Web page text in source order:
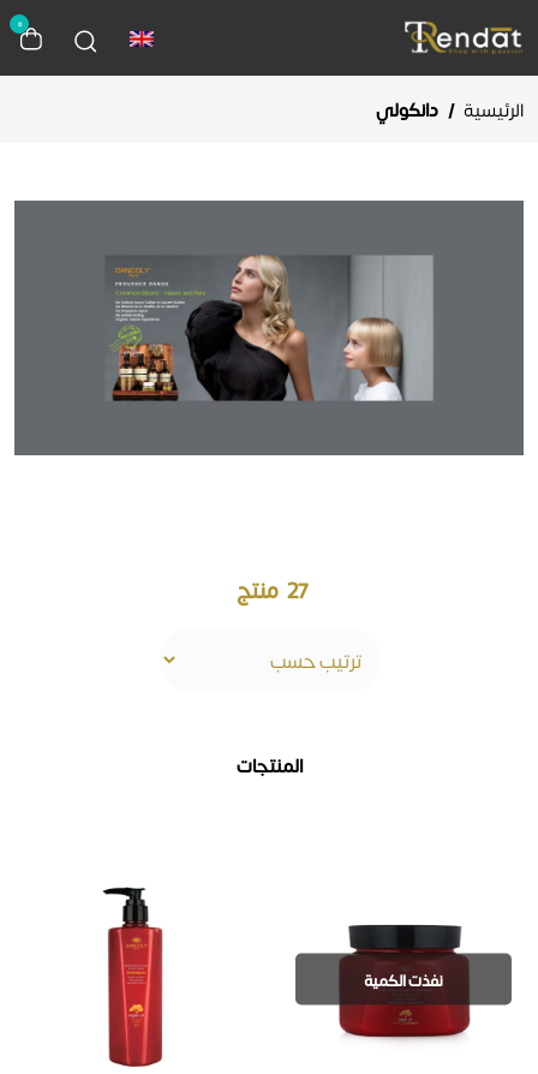
0
الرئيسية / دانكولي
27 منتج
المنتجات
نفذت الكمية